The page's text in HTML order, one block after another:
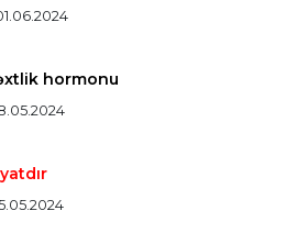
hormonu